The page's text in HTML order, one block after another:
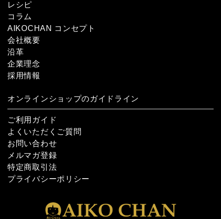
レシピ
コラム
AIKOCHAN コンセプト
会社概要
沿革
企業理念
採用情報
オンラインショップのガイドライン
ご利用ガイド
よくいただくご質問
お問い合わせ
メルマガ登録
特定商取引法
プライバシーポリシー